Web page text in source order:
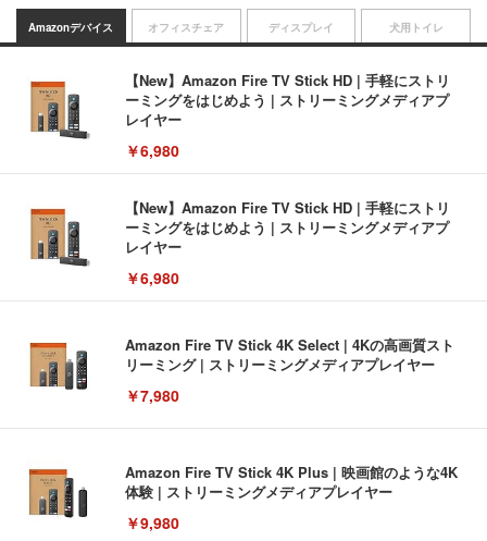
Amazonデバイス
【New】Amazon Fire TV Stick HD | 手軽にストリ
ーミングをはじめよう | ストリーミングメディアプ
レイヤー
￥6,980
【New】Amazon Fire TV Stick HD | 手軽にストリ
ーミングをはじめよう | ストリーミングメディアプ
レイヤー
￥6,980
Amazon Fire TV Stick 4K Select | 4Kの高画質スト
リーミング | ストリーミングメディアプレイヤー
￥7,980
Amazon Fire TV Stick 4K Plus | 映画館のような4K
体験 | ストリーミングメディアプレイヤー
￥9,980
オフィスチェア ディスプレイ 犬用トイレ